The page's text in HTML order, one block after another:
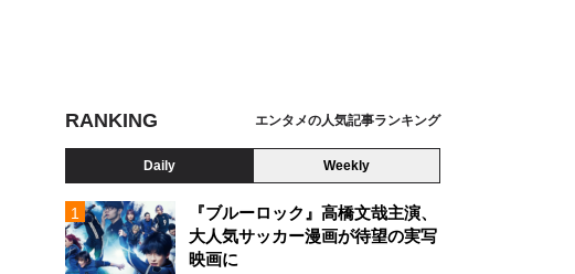
RANKING エンタメの人気記事ランキング
Daily Weekly
『ブルーロック』高橋文哉主演、
大人気サッカー漫画が待望の実写
映画に